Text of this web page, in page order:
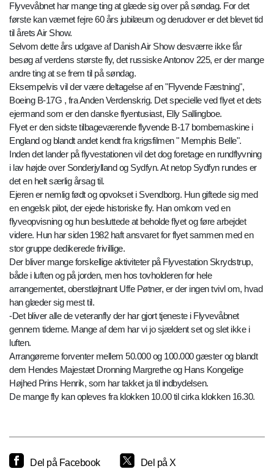
Flyvevåbnet har mange ting at glæde sig over på søndag. For det
første kan værnet fejre 60 års jubilæum og derudover er det blevet tid
til årets Air Show.
Selvom dette års udgave af Danish Air Show desværre ikke får
besøg af verdens største fly, det russiske Antonov 225, er der mange
andre ting at se frem til på søndag.
Eksempelvis vil der være deltagelse af en "Flyvende Fæstning",
Boeing B-17G , fra Anden Verdenskrig. Det specielle ved flyet et dets
ejermand som er den danske flyentusiast, Elly Sallingboe.
Flyet er den sidste tilbageværende flyvende B-17 bombemaskine i
England og blandt andet kendt fra krigsfilmen " Memphis Belle".
Inden det lander på flyvestationen vil det dog foretage en rundflyvning
i lav højde over Sonderjylland og Sydfyn. At netop Sydfyn rundes er
det en helt særlig årsag til.
Ejeren er nemlig født og opvokset i Svendborg. Hun giftede sig med
en engelsk pilot, der ejede historiske fly. Han omkom ved en
flyveopvisning og hun besluttede at beholde flyet og føre arbejdet
videre. Hun har siden 1982 haft ansvaret for flyet sammen med en
stor gruppe dedikerede frivillige.
Der bliver mange forskellige aktiviteter på Flyvestation Skrydstrup,
både i luften og på jorden, men hos tovholderen for hele
arrangementet, oberstløjtnant Uffe Pøtner, er der ingen tvivl om, hvad
han glæder sig mest til.
-Det bliver alle de veteranfly der har gjort tjeneste i Flyvevåbnet
gennem tiderne. Mange af dem har vi jo sjældent set og slet ikke i
luften.
Arrangørerne forventer mellem 50.000 og 100.000 gæster og blandt
dem Hendes Majestæt Dronning Margrethe og Hans Kongelige
Højhed Prins Henrik, som har takket ja til indbydelsen.
De mange fly kan opleves fra klokken 10.00 til cirka klokken 16.30.
Del på Facebook Del på X